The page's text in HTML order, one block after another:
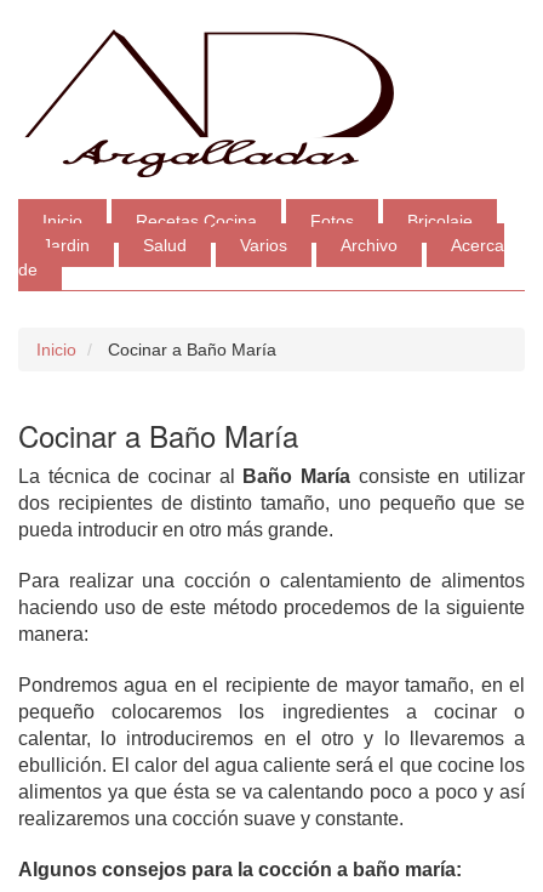
Inicio Recetas Cocina Fotos
Bricolaje
Jardin
Salud Varios Archivo
Acerca
de
Inicio Cocinar a Baño María
Cocinar a Baño María
La técnica de cocinar al Baño María consiste en utilizar
dos recipientes de distinto tamaño, uno pequeño que se
pueda introducir en otro más grande.
Para realizar una cocción o calentamiento de alimentos
haciendo uso de este método procedemos de la siguiente
manera:
Pondremos agua en el recipiente de mayor tamaño, en el
pequeño colocaremos los ingredientes a cocinar o
calentar, lo introduciremos en el otro y lo llevaremos a
ebullición. El calor del agua caliente será el que cocine los
alimentos ya que ésta se va calentando poco a poco y así
realizaremos una cocción suave y constante.
Algunos consejos para la cocción a baño maría: